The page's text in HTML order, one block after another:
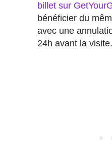
billet sur
bénéficier du
avec une
24h avant la visite.